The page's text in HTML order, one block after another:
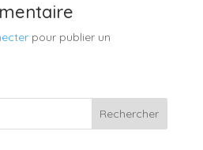
pour publier un